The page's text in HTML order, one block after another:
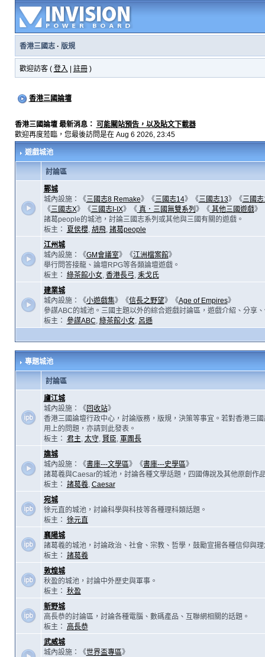
香港三國志· 版規
歡迎訪客 ( 登入 註冊)
香港三國論壇
香港三國論壇 最新消息： 可能關站預告，以及貼文下載器
歡迎再度蒞臨，您最後訪問是在 Aug 6 2026, 23:45
遊戲城池
討論區
鄴城
城內設施：《三國志8 Remake》《三國志14》《三國志13》《三國
《三國志X》《三國志I-IX》《真．三國無雙系列 》《其他三國遊戲》
諸葛people的城池，討論三國志系列或其他與三國有關的遊戲。
板主：
夏侯櫻, 胡飛, 諸葛people
江州城
城內設施：《GM會議室》《江洲檔案館》
舉行問答接龍、論壇RPG等各類論壇遊戲。
板主： 綠茶館小女, 香港長弓, 耒戈氏
建業城
城內設施：《小遊戲集》《信長之野望》《Age of Empires》
參謀ABC的城池。三國主題以外的綜合遊戲討論區，遊戲介紹、分享
板主： 參謀ABC, 綠茶館小女, 呂遜
專題城池
討論區
廬江城
城內設施：《回收站》
香港三國論壇行政中心，討論版務，版規，決策等事宜。若對香港三
用上的問題，亦請到此發表。
板主： 君主, 太守, 賢臣, 軍團長
譙城
城內設施：《書庫---文學區》《書庫---史學區》
諸葛羲與Caesar的城池，討論各種文學話題，四國傳說及其他原創作
板主： 諸葛羲, Caesar
宛城
徐元直的城池，討論科學與科技等各種理科類話題。
板主： 徐元直
襄陽城
諸葛羲的城池，討論政治、社會、宗教、哲學，鼓勵宣揚各種信仰與理
板主： 諸葛羲
敦煌城
秋盈的城池，討論中外歷史與軍事。
板主： 秋盈
新野城
高長恭的討論區，討論各種電腦、數碼產品、互聯網相關的話題。
板主：
高長恭
武威城
城內設施：《世界盃專區》